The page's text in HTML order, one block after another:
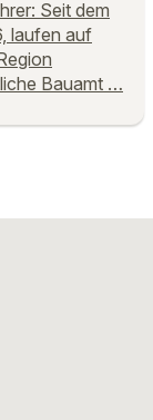
Seit dem
laufen auf
Bauamt …